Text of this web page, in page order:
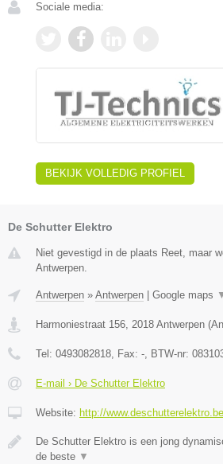
Sociale media:
BEKIJK VOLLEDIG PROFIEL
De Schutter Elektro
Niet gevestigd in de plaats Reet, maar
Antwerpen.
Antwerpen » Antwerpen Google maps
Harmoniestraat 156 2018 Antwerpen (
Tel: 0493082818 , Fax: - , BTW-nr:
E-mail › De Schutter Elektro
Website: http://www.deschutterelektro.be
De Schutter Elektro is een jong
de beste ▼